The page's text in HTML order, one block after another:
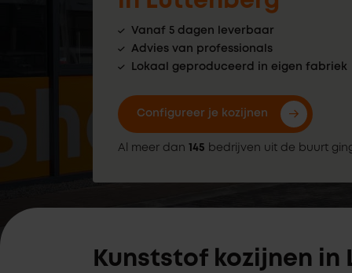
Vanaf 5 dagen leverbaar
Advies van professionals
Lokaal geproduceerd in eigen fabriek
Configureer je kozijnen
Al meer dan 145 bedrijven uit de buurt
Kunststof kozijnen in